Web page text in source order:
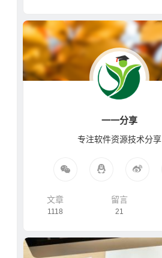
一一分享
专注软件资源技术分享
文章
1118
留言
21